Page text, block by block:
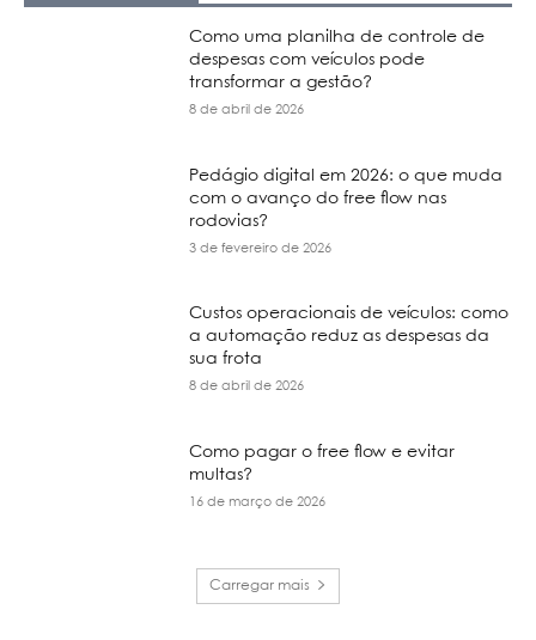
Como uma planilha de controle de
despesas com veículos pode
transformar a gestão?
8 de abril de 2026
Pedágio digital em 2026: o que muda
com o avanço do free flow nas
rodovias?
3 de fevereiro de 2026
Custos operacionais de veículos: como
a automação reduz as despesas da
sua frota
8 de abril de 2026
Como pagar o free flow e evitar
multas?
16 de março de 2026
Carregar mais